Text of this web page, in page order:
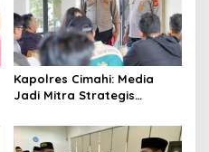
Kapolres Cimahi: Media
Jadi Mitra Strategis
Publik